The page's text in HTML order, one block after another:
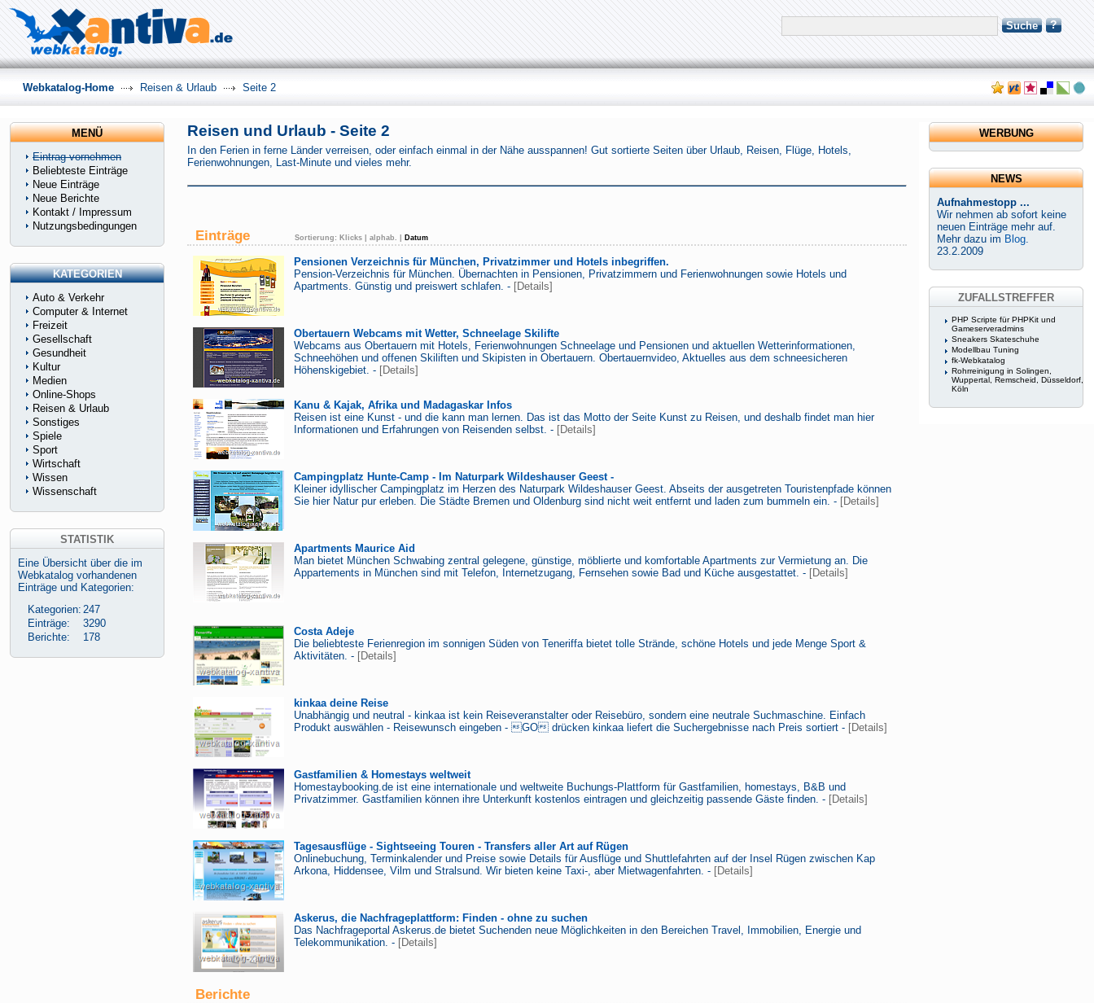
Reisen und Urlaub - Seite 2
In den Ferien in ferne Länder verreisen, oder einfach einmal in der Nähe ausspannen! Gut sortierte Seiten über Urlaub, Reisen, Flüge, Hotels,
Ferienwohnungen, Last-Minute und vieles mehr.
Einträge Sortierung: Klicks alphab. Datum
Pensionen Verzeichnis für München, Privatzimmer und Hotels inbegriffen.
Pension-Verzeichnis für München. Übernachten in Pensionen, Privatzimmern und Ferienwohnungen sowie Hotels und
Apartments. Günstig und preiswert schlafen. - [Details]
Obertauern Webcams mit Wetter, Schneelage Skilifte
Webcams aus Obertauern mit Hotels, Ferienwohnungen Schneelage und Pensionen und aktuellen Wetterinformationen,
Schneehöhen und offenen Skiliften und Skipisten in Obertauern. Obertauernvideo, Aktuelles aus dem schneesicheren
Höhenskigebiet. - [Details]
Kanu & Kajak, Afrika und Madagaskar Infos
Reisen ist eine Kunst - und die kann man lernen. Das ist das Motto der Seite Kunst zu Reisen, und deshalb findet man hier
Informationen und Erfahrungen von Reisenden selbst. - [Details]
Campingplatz Hunte-Camp - Im Naturpark Wildeshauser Geest -
Kleiner idyllischer Campingplatz im Herzen des Naturpark Wildeshauser Geest. Abseits der ausgetreten Touristenpfade können
Sie hier Natur pur erleben. Die Städte Bremen und Oldenburg sind nicht weit entfernt und laden zum bummeln ein. - [Details]
Apartments Maurice Aid
Man bietet München Schwabing zentral gelegene, günstige, möblierte und komfortable Apartments zur Vermietung an. Die
Appartements in München sind mit Telefon, Internetzugang, Fernsehen sowie Bad und Küche ausgestattet. - [Details]
Costa Adeje
Die beliebteste Ferienregion im sonnigen Süden von Teneriffa bietet tolle Strände, schöne Hotels und jede Menge Sport &
Aktivitäten. - [Details]
kinkaa deine Reise
Unabhängig und neutral - kinkaa ist kein Reiseveranstalter oder Reisebüro, sondern eine neutrale Suchmaschine. Einfach
Produkt auswählen - Reisewunsch eingeben - GO drücken kinkaa liefert die Suchergebnisse nach Preis sortiert - [Details]
Gastfamilien & Homestays weltweit
Homestaybooking.de ist eine internationale und weltweite Buchungs-Plattform für Gastfamilien, homestays, B&B und
Privatzimmer. Gastfamilien können ihre Unterkunft kostenlos eintragen und gleichzeitig passende Gäste finden. - [Details]
Tagesausflüge - Sightseeing Touren - Transfers aller Art auf Rügen
Onlinebuchung, Terminkalender und Preise sowie Details für Ausflüge und Shuttlefahrten auf der Insel Rügen zwischen Kap
Arkona, Hiddensee, Vilm und Stralsund. Wir bieten keine Taxi-, aber Mietwagenfahrten. - [Details]
Askerus, die Nachfrageplattform: Finden - ohne zu suchen
Das Nachfrageportal Askerus.de bietet Suchenden neue Möglichkeiten in den Bereichen Travel, Immobilien, Energie und
Telekommunikation. - [Details]
Berichte
Suche ?
Webkatalog-Home Reisen & Urlaub Seite 2
MENÜ
Eintrag vornehmen
Beliebteste Einträge
Neue Einträge
Neue Berichte
Kontakt / Impressum
Nutzungsbedingungen
KATEGORIEN
Auto & Verkehr
Computer & Internet
Freizeit
Gesellschaft
Gesundheit
Kultur
Medien
Online-Shops
Reisen & Urlaub
Sonstiges
Spiele
Sport
Wirtschaft
Wissen
Wissenschaft
STATISTIK
Eine Übersicht über die im
Webkatalog vorhandenen
Einträge und Kategorien:
Kategorien: 247
Einträge:
3290
Berichte:
178
WERBUNG
NEWS
Aufnahmestopp ...
Wir nehmen ab sofort keine
neuen Einträge mehr auf.
Mehr dazu im Blog.
23.2.2009
ZUFALLSTREFFER
PHP Scripte für PHPKit und
Gameserveradmins
Sneakers Skateschuhe
Modellbau Tuning
fk-Webkatalog
Rohrreinigung in Solingen,
Wuppertal, Remscheid, Düsseldorf,
Köln